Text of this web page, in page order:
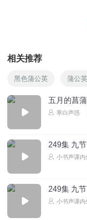
相关推荐
黑色蒲公英 蒲公
五月的菖蒲
寒白声惑
249集 九
小书声课
249集 九
小书声课